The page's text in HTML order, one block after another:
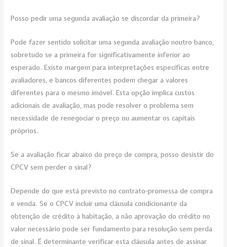
Posso pedir uma segunda avaliação se discordar da primeira?
Pode fazer sentido solicitar uma segunda avaliação noutro banco,
sobretudo se a primeira for significativamente inferior ao
esperado. Existe margem para interpretações específicas entre
avaliadores, e bancos diferentes podem chegar a valores
diferentes para o mesmo imóvel. Esta opção implica custos
adicionais de avaliação, mas pode resolver o problema sem
necessidade de renegociar o preço ou aumentar os capitais
próprios.
Se a avaliação ficar abaixo do preço de compra, posso desistir do
CPCV sem perder o sinal?
Depende do que está previsto no contrato-promessa de compra
e venda. Se o CPCV incluir uma cláusula condicionante da
obtenção de crédito à habitação, a não aprovação do crédito no
valor necessário pode ser fundamento para resolução sem perda
de sinal. É determinante verificar esta cláusula antes de assinar